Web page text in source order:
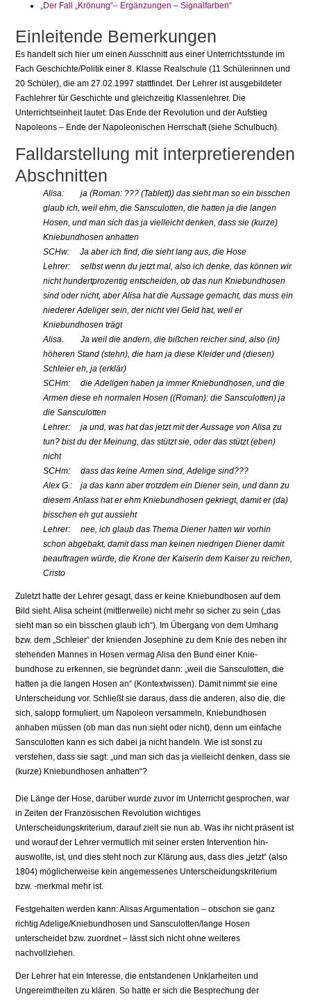
„Der Fall „Krönung“– Ergänzungen – Signalfarben“
Einleitende Bemerkungen
Es handelt sich hier um einen Ausschnitt aus einer Unterrichtsstunde im
Fach Geschichte/Politik einer 8. Klasse Realschule (11 Schülerinnen und
20 Schüler), die am 27.02.1997 stattfindet. Der Lehrer ist ausgebildeter
Fachlehrer für Geschichte und gleichzeitig Klassenlehrer. Die
Unterrichtseinheit lautet: Das Ende der Revolution und der Aufstieg
Napoleons – Ende der Napoleonischen Herrschaft (siehe Schulbuch).
Falldarstellung mit interpretierenden
Abschnitten
Alisa: ja (Roman: ??? (Tablett)) das sieht man so ein bisschen
glaub ich, weil ehm, die Sansculotten, die hatten ja die langen
Hosen, und man sich das ja vielleicht denken, dass sie (kurze)
Kniebundhosen anhatten
SCHw: Ja aber ich find, die sieht lang aus, die Hose
Lehrer: selbst wenn du jetzt mal, also ich denke, das können wir
nicht hundertprozentig entscheiden, ob das nun Kniebundhosen
sind oder nicht, aber Alisa hat die Aussage gemacht, das muss ein
niederer Adeliger sein, der nicht viel Geld hat, weil er
Kniebundhosen trägt
Alisa. Ja weil die andern, die bißchen reicher sind, also (in)
höheren Stand (stehn), die harn ja diese Kleider und (diesen)
Schleier eh, ja (erklär)
SCHm: die Adeligen haben ja immer Kniebundhosen, und die
Armen diese eh normalen Hosen ((Roman): die Sansculotten) ja
die Sansculotten
Lehrer: ja und, was hat das jetzt mit der Aussage von Alisa zu
tun? bist du der Meinung, das stützt sie, oder das stützt (eben)
nicht
SCHm: dass das keine Armen sind, Adelige sind???
Alex G.: ja das kann aber trotzdem ein Diener sein, und dann zu
diesem Anlass hat er ehm Kniebundhosen gekriegt, damit er (da)
bisschen eh gut aussieht
Lehrer: nee, ich glaub das Thema Diener hatten wir vorhin
schon abgebakt, damit dass man keinen niedrigen Diener damit
beauftragen würde, die Krone der Kaiserin dem Kaiser zu reichen,
Cristo
Zuletzt hatte der Lehrer gesagt, dass er keine Kniebundhosen auf dem
Bild sieht. Alisa scheint (mittlerweile) nicht mehr so sicher zu sein („das
sieht man so ein bisschen glaub ich“). Im Übergang von dem Umhang
bzw. dem „Schleier“ der knienden Josephine zu dem Knie des neben ihr
stehenden Mannes in Hosen vermag Alisa den Bund einer Knie-
bundhose zu erkennen, sie begründet dann: „weil die Sansculotten, die
hatten ja die langen Hosen an“ (Kontextwissen). Damit nimmt sie eine
Unterscheidung vor. Schließt sie daraus, dass die anderen, also die, die
sich, salopp formuliert, um Napoleon versammeln, Kniebundhosen
anhaben müssen (ob man das nun sieht oder nicht), denn um einfache
Sansculotten kann es sich dabei ja nicht handeln. Wie ist sonst zu
verstehen, dass sie sagt: „und man sich das ja vielleicht denken, dass sie
(kurze) Kniebundhosen anhatten“?
Die Länge der Hose, darüber wurde zuvor im Unterricht gesprochen, war
in Zeiten der Französischen Revolution wichtiges
Unterscheidungskriterium, darauf zielt sie nun ab. Was ihr nicht präsent ist
und worauf der Lehrer vermutlich mit seiner ersten Intervention hin-
auswollte, ist, und dies steht noch zur Klärung aus, dass dies „jetzt“ (also
1804) möglicherweise kein angemessenes Unterscheidungskriterium
bzw. -merkmal mehr ist.
Festgehalten werden kann: Alisas Argumentation – obschon sie ganz
richtig Adelige/Kniebundhosen und Sansculotten/lange Hosen
unterscheidet bzw. zuordnet – lässt sich nicht ohne weiteres
nachvollziehen.
Der Lehrer hat ein Interesse, die entstandenen Unklarheiten und
Ungereimtheiten zu klären. So hatte er sich die Besprechung der